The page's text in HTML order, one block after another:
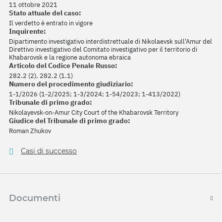
11 ottobre 2021
Stato attuale del caso:
Il verdetto è entrato in vigore
Inquirente:
Dipartimento investigativo interdistrettuale di Nikolaevsk sull'Amur del
Direttivo investigativo del Comitato investigativo per il territorio di
Khabarovsk e la regione autonoma ebraica
Articolo del Codice Penale Russo:
282.2 (2), 282.2 (1.1)
Numero del procedimento giudiziario:
1-1/2026 (1-2/2025; 1-3/2024; 1-54/2023; 1-413/2022)
Tribunale di primo grado:
Nikolayevsk-on-Amur City Court of the Khabarovsk Territory
Giudice del Tribunale di primo grado:
Roman Zhukov
Casi di successo
Documenti